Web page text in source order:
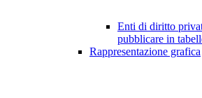
Enti di diritto
pubblicare in
Rappresentazione grafica